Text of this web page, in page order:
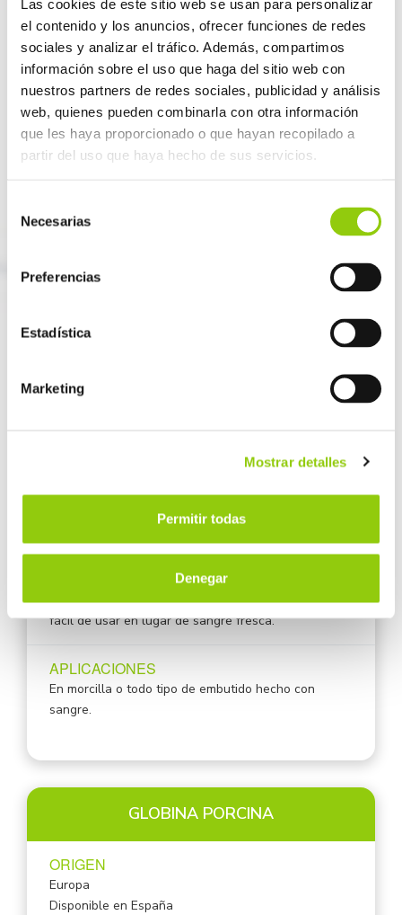
Las cookies de este sitio web se usan para personalizar
el contenido y los anuncios, ofrecer funciones de redes
sociales y analizar el tráfico. Además, compartimos
información sobre el uso que haga del sitio web con
nuestros partners de redes sociales, publicidad y análisis
web, quienes pueden combinarla con otra información
que les haya proporcionado o que hayan recopilado a
partir del uso que haya hecho de sus servicios.
Necesarias
Preferencias
Estadística
Marketing
Mostrar detalles
Permitir todas
Denegar
Disponible en España
PROPIEDADES
Las propiedades únicas del plasma le dan una
amplia gama de aplicaciones. La formación de un gel
estable e irreversible después del calentamiento
hace que sea excelente para dar estructura a la
carne.
APLICACIONES
queramos mejorar el mordiente.
proteínas de sangre pura, se puede usar fácilmente
para reemplazar la sangre fresca en su morcilla o
cualquier embutido de sangre. Altamente soluble y
fácil de usar en lugar de sangre fresca.
APLICACIONES
En morcilla o todo tipo de embutido hecho con
sangre.
GLOBINA PORCINA
ORIGEN
Europa
Disponible en España